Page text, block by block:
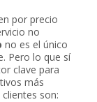
por precio
no
no es el único
Pero lo que sí
clave para
más
son: